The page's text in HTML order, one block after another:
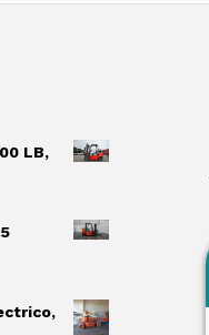
LB,